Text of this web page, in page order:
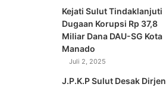
Kejati Sulut Tindaklanjuti
Dugaan Korupsi Rp 37,8
Miliar Dana DAU-SG Kota
Manado
Juli 2, 2025
J.P.K.P Sulut Desak Dirjen